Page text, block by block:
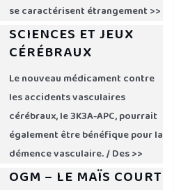
se caractérisent étrangement >>
SCIENCES ET JEUX
CÉRÉBRAUX
Le nouveau médicament contre
les accidents vasculaires
cérébraux, le 3K3A-APC, pourrait
également être bénéfique pour la
démence vasculaire. / Des >>
OGM – LE MAÏS COURT